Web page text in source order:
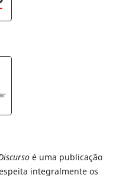
é uma publicação
integralmente os